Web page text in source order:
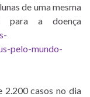
de uma mesma
para a doença
pelo-mundo-
2.200 casos no dia